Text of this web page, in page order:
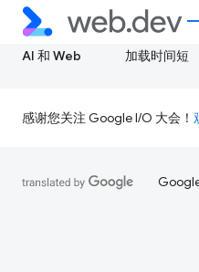
AI 和 Web 加载时间短
感谢您关注 Google I/O 大会！